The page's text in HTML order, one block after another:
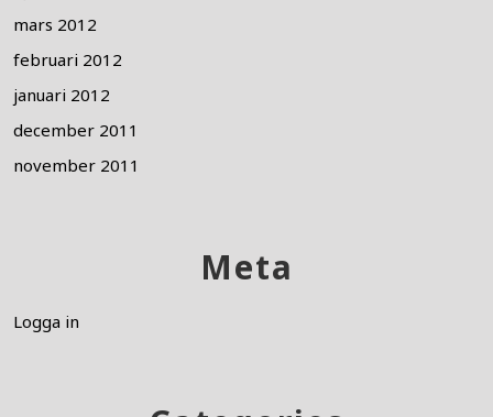
mars 2012
februari 2012
januari 2012
december 2011
november 2011
Meta
Logga in